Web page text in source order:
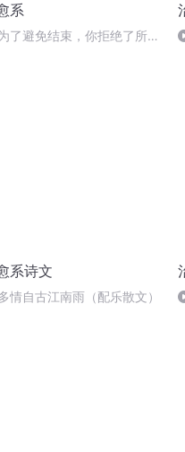
系
了避免结束，你拒绝了所有
系诗文
情自古江南雨（配乐散文）